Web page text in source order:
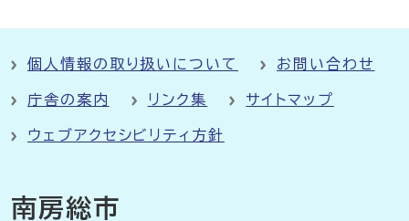
個人情報の取り扱いについて お問い合わせ
庁舎の案内 リンク集 サイトマップ
ウェブアクセシビリティ方針
南房総市